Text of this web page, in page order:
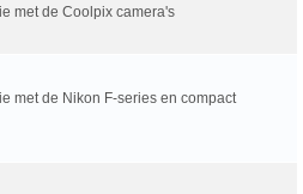
met de Coolpix camera's
met de Nikon F-series en compact